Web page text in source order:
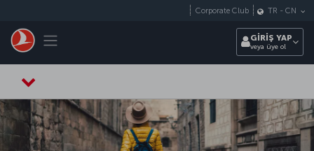
Toggle navigation
Corporate Club TR - CN
GİRİŞ YAP
veya üye ol